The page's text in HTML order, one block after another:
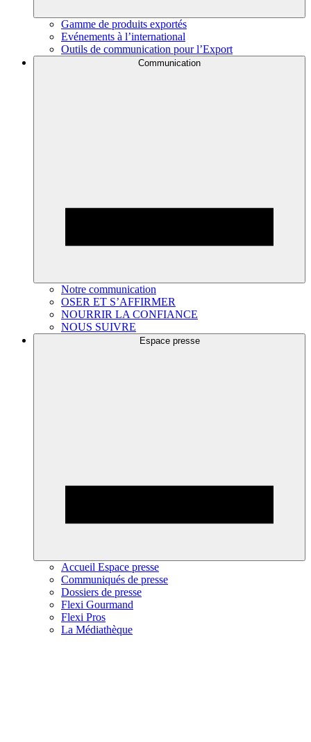
Gamme de produits exportés
Evénements à l’international
Outils de communication pour l’Export
Communication
Notre communication
OSER ET S’AFFIRMER
NOURRIR LA CONFIANCE
NOUS SUIVRE
Espace presse
Accueil Espace presse
Communiqués de presse
Dossiers de presse
Flexi Gourmand
Flexi Pros
La Médiathèque